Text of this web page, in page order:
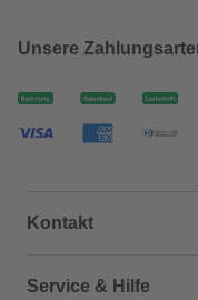
Unsere
Kontakt
Dein Kontakt zu uns
Service & Hilfe